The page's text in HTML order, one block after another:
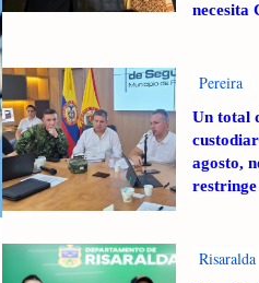
necesita
Pereira
Un total
agosto,
Risaralda